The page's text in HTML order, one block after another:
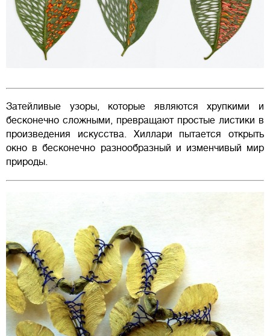
Затейливые узоры, которые являются хрупкими и
бесконечно сложными, превращают простые листики в
произведения искусства. Хиллари пытается открыть
окно в бесконечно разнообразный и изменчивый мир
природы.